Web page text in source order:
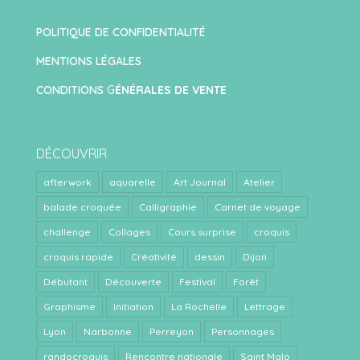
POLITIQUE DE CONFIDENTIALITÉ
MENTIONS LÉGALES
CONDITIONS GÉNÉRALES DE VENTE
DÉCOUVRIR
afterwork aquarelle Art Journal Atelier
balade croquée Calligraphie Carnet de voyage
challenge Collages Cours surprise croquis
croquis rapide Créativité dessin Dijon
Débutant Découverte Festival Forêt
Graphisme Initiation La Rochelle Lettrage
Lyon Narbonne Perreyon Personnages
randocroquis Rencontre nationale Saint Malo